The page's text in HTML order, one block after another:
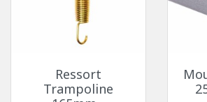
Ressort
Trampoline